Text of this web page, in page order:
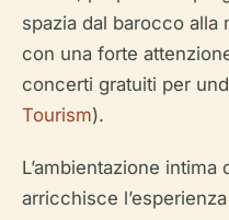
spazia dal barocco alla
con una forte
concerti gratuiti per
Tourism).
L’ambientazione
arricchisce